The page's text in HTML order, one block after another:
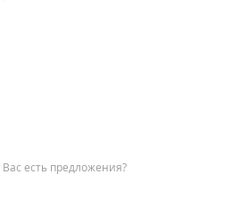
есть предложения?